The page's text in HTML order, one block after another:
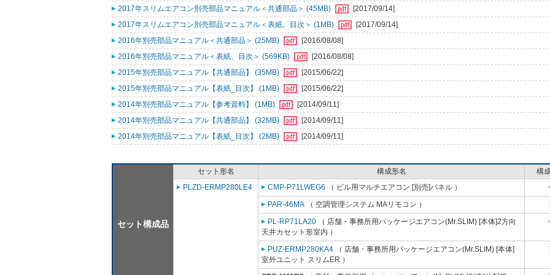
2017年スリムエアコン別売部品マニュアル＜共通部品＞ (45MB)
[2017/09/14]
2017年スリムエアコン別売部品マニュアル＜表紙、目次＞ (1MB)
[2017/09/14]
2016年別売部品マニュアル＜共通部品＞ (25MB)
[2016/08/08]
2016年別売部品マニュアル＜表紙、目次＞ (569KB)
[2016/08/08]
2015年別売部品マニュアル【共通部品】 (35MB)
[2015/06/22]
2015年別売部品マニュアル【表紙_目次】 (1MB)
[2015/06/22]
2014年別売部品マニュアル【参考資料】 (1MB)
[2014/09/11]
2014年別売部品マニュアル【共通部品】 (32MB)
[2014/09/11]
2014年別売部品マニュアル【表紙_目次】 (2MB)
[2014/09/11]
セット構成品
セット形名 構成形名
構
PLZD-ERMP280LE4
CMP-P71LWEG6 （ ビル用マルチエアコン [別売]パネル ）
PAR-46MA （ 空調管理システム MAリモコン ）
PL-RP71LA20 （ 店舗・事務所用パッケージエアコン(Mr.SLIM) [本体]2方向
天井カセット形室内 ）
PUZ-ERMP280KA4 （ 店舗・事務所用パッケージエアコン(Mr.SLIM) [本体]
室外ユニット スリムER ）